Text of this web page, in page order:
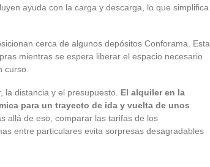
ayuda con la carga y descarga, lo que simplifica
cerca de algunos depósitos Conforama. Esta
mientras se espera liberar el espacio necesario
curso.
distancia y el presupuesto. El alquiler en la
para un trayecto de ida y vuelta de unos
allá de eso, comparar las tarifas de los
entre particulares evita sorpresas desagradables